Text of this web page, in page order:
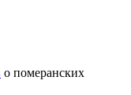
о померанских